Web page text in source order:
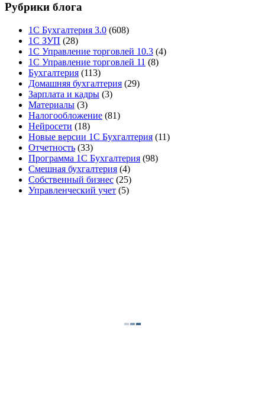
Рубрики блога
1С Бухгалтерия 3.0 (608)
1С ЗУП (28)
1С Управление торговлей 10.3 (4)
1С Управление торговлей 11 (8)
Бухгалтерия (113)
Домашняя бухгалтерия (29)
Зарплата и кадры (3)
Материалы (3)
Налогообложение (81)
Нейросети (18)
Новые версии 1С Бухгалтерия (11)
Отчетность (33)
Программа 1С Бухгалтерия (98)
Смешная бухгалтерия (4)
Собственный бизнес (25)
Управленческий учет (5)